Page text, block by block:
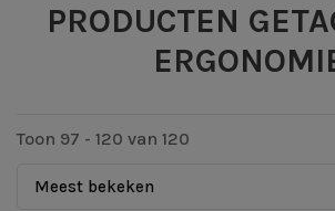
PRODUCTEN
Toon 97 - 120 van 120
Meest bekeken